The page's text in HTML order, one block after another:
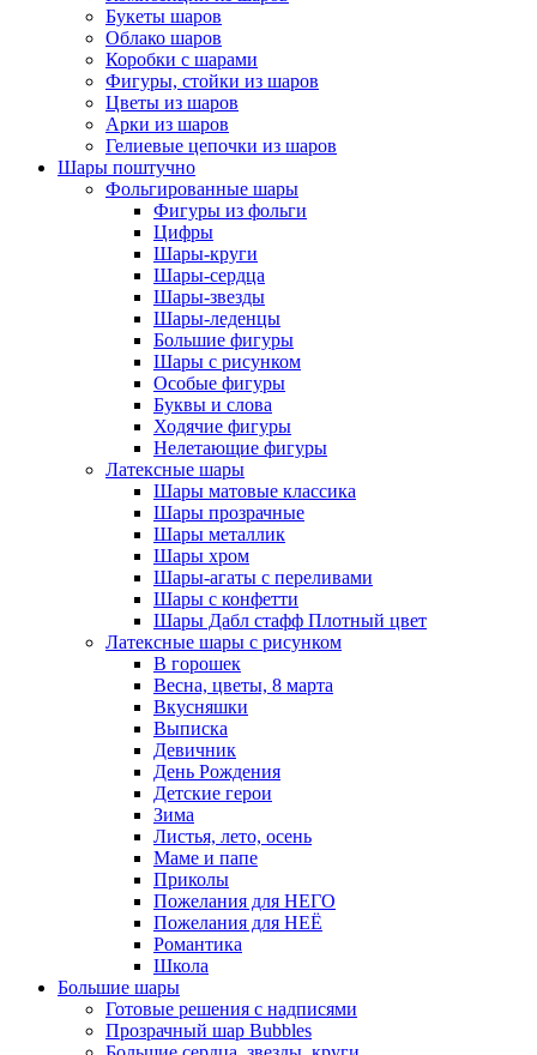
Букеты шаров
Облако шаров
Коробки с шарами
Фигуры, стойки из шаров
Цветы из шаров
Арки из шаров
Гелиевые цепочки из шаров
Шары поштучно
Фольгированные шары
Фигуры из фольги
Цифры
Шары-круги
Шары-сердца
Шары-звезды
Шары-леденцы
Большие фигуры
Шары с рисунком
Особые фигуры
Буквы и слова
Ходячие фигуры
Нелетающие фигуры
Латексные шары
Шары матовые классика
Шары прозрачные
Шары металлик
Шары хром
Шары-агаты с переливами
Шары с конфетти
Шары Дабл стафф Плотный цвет
Латексные шары с рисунком
В горошек
Весна, цветы, 8 марта
Вкусняшки
Выписка
Девичник
День Рождения
Детские герои
Зима
Листья, лето, осень
Маме и папе
Приколы
Пожелания для НЕГО
Пожелания для НЕЁ
Романтика
Школа
Большие шары
Готовые решения с надписями
Прозрачный шар Bubbles